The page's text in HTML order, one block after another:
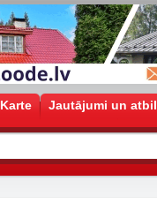
Karte Jautājumi un